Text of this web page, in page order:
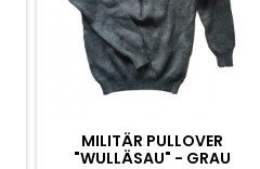
MILITÄR PULLOVER
"WULLÄSAU" - GRAU